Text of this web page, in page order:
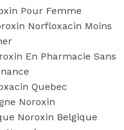
InUncategorized
Pour Femme
Norfloxacin Moins
En Pharmacie Sans
Quebec
Noroxin
Noroxin Belgique